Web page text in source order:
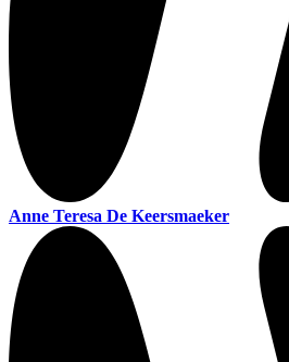
Anne Teresa De Keersmaeker